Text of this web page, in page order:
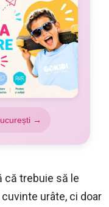
→
că trebuie să le
urâte, ci doar